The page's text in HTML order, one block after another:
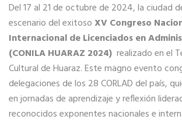
Del 17 al 21 de octubre de 2024, la ciudad
escenario del exitosoXV Congreso
Internacional de Licenciados en
(CONILA HUARAZ 2024) realizado en el
Cultural de Huaraz. Este magno evento
delegaciones de los 28 CORLAD del país,
en jornadas de aprendizaje y reflexión
reconocidos exponentes nacionales e